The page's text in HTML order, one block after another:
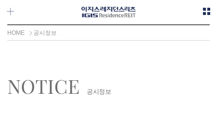
메뉴 바로가기 본문 바로가기
HOME 공시정보
NOTICE 공시정보